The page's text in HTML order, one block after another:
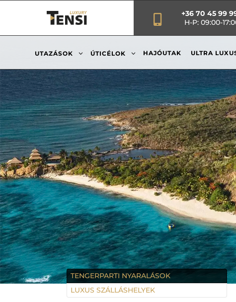
+36 70 45 99
H-P: 09:00-
UTAZÁSOK 3 ÚTICÉLOK 3 HAJÓUTAK ULTRA
TENGERPARTI NYARALÁSOK
LUXUS SZÁLLÁSHELYEK